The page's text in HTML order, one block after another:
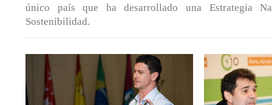
único país que ha desarrollado una Estrategia
Sostenibilidad.